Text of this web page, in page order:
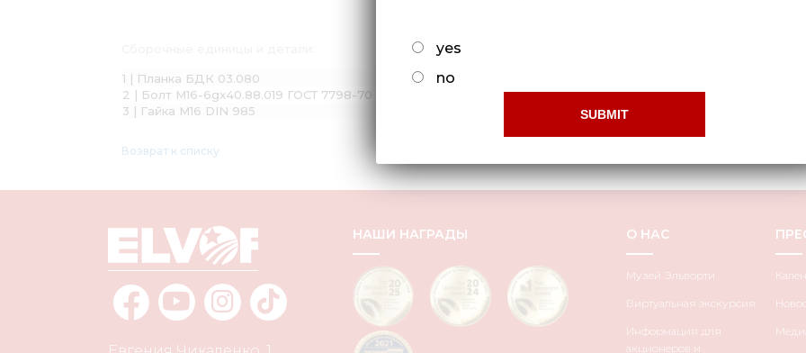
1 | Планка БДК 03.080
2 | Болт М16-6gx40.88.019 ГОСТ 7798-70
3 | Гайка М16 DIN 985
Возврат к списку
НАШИ НАГРАДЫ О НАС
Музей Эльворти
Виртуальная экскурсия
Информация для
акционеров и
yes
no